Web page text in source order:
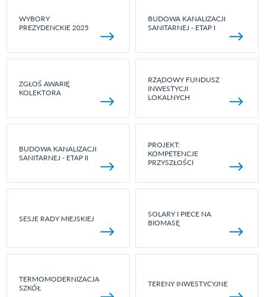
WYBORY
PREZYDENCKIE 2025
BUDOWA KANALIZACJI
SANITARNEJ - ETAP I
ZGŁOŚ AWARIĘ
KOLEKTORA
RZĄDOWY FUNDUSZ
INWESTYCJI
LOKALNYCH
BUDOWA KANALIZACJI
SANITARNEJ - ETAP II
PROJEKT:
KOMPETENCJE
PRZYSZŁOŚCI
SESJE RADY MIEJSKIEJ
SOLARY I PIECE NA
BIOMASĘ
TERMOMODERNIZACJA
SZKÓŁ
TERENY INWESTYCYJNE